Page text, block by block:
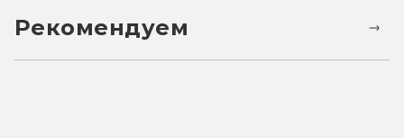
Рекомендуем